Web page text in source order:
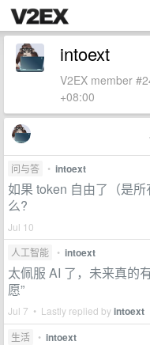
intoext
V2EX member
+08:00
问与答 • intoext
如果 token 自由了（是
么?
Jul 10
人工智能
• intoext
太佩服 AI 了，未来真的
愿”
Jul 7 • Lastly replied byintoext
生活 • intoext